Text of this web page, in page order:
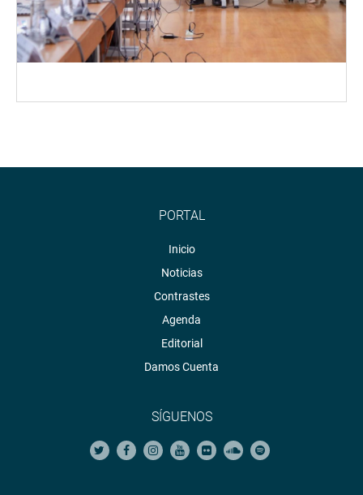
PORTAL
Inicio
Noticias
Contrastes
Agenda
Editorial
Damos Cuenta
SÍGUENOS